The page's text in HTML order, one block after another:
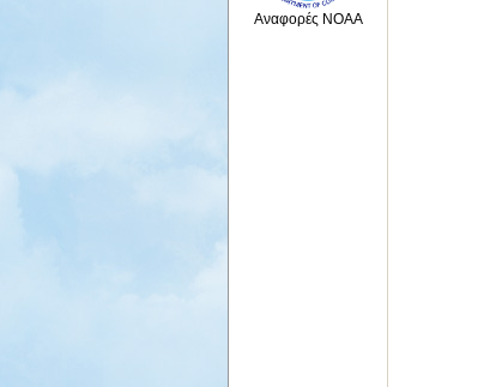
Αναφορές NOAA